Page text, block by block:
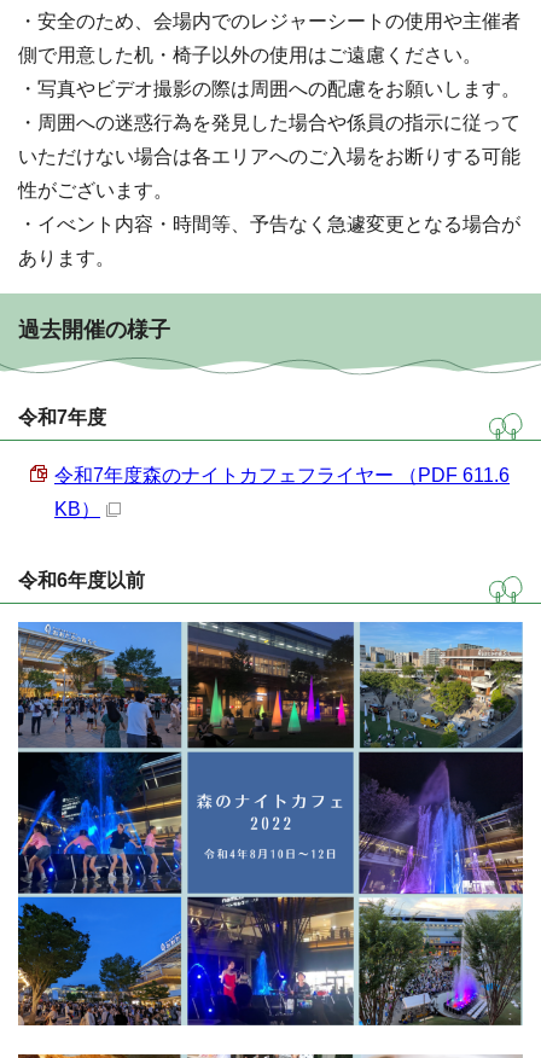
・安全のため、会場内でのレジャーシートの使用や主催者
側で用意した机・椅子以外の使用はご遠慮ください。
・写真やビデオ撮影の際は周囲への配慮をお願いします。
・周囲への迷惑行為を発見した場合や係員の指示に従って
いただけない場合は各エリアへのご入場をお断りする可能
性がございます。
・イべント内容・時間等、予告なく急遽変更となる場合が
あります。
過去開催の様子
令和7年度
令和7年度森のナイトカフェフライヤー （PDF 611.6
KB）
令和6年度以前